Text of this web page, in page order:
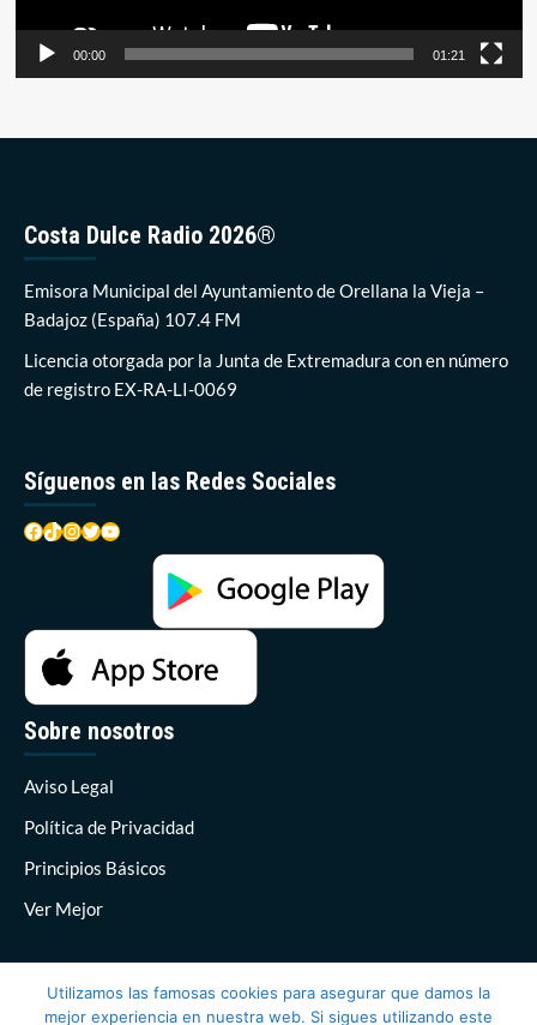
00:00 01:21
Costa Dulce Radio 2026®
Emisora Municipal del Ayuntamiento de Orellana la Vieja –
Badajoz (España) 107.4 FM
Licencia otorgada por la Junta de Extremadura con en número
de registro EX-RA-LI-0069
Síguenos en las Redes Sociales
Facebook
TikTok
Instagram
Twitter
YouTube
Sobre nosotros
Aviso Legal
Política de Privacidad
Principios Básicos
Ver Mejor
Utilizamos las famosas cookies para asegurar que damos la
mejor experiencia en nuestra web. Si sigues utilizando este